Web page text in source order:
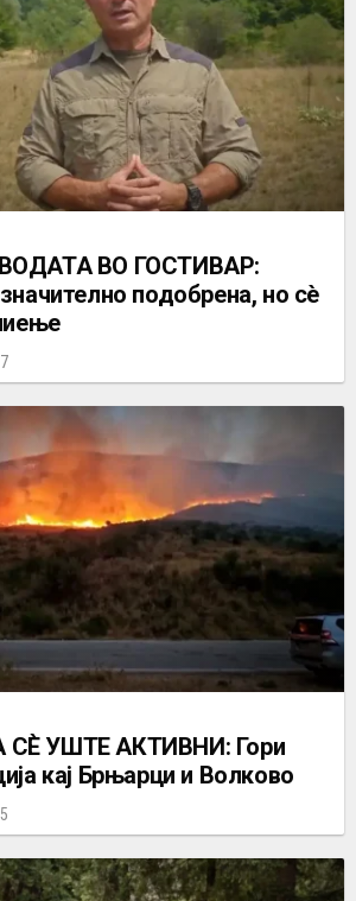
ВО ГОСТИВАР:
подобрена, но сè
УШТЕ АКТИВНИ: Гори
кај Брњарци и Волково